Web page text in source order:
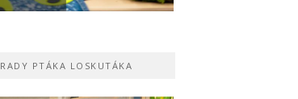
RADY PTÁKA LOSKUTÁKA